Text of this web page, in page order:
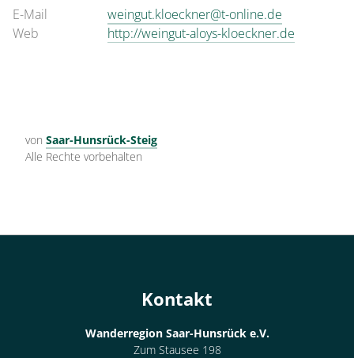
E-Mail
weingut.kloeckner@t-online.de
Web
http://weingut-aloys-kloeckner.de
von Saar-Hunsrück-Steig
Alle Rechte vorbehalten
Kontakt
Wanderregion Saar-Hunsrück e.V.
Zum Stausee 198